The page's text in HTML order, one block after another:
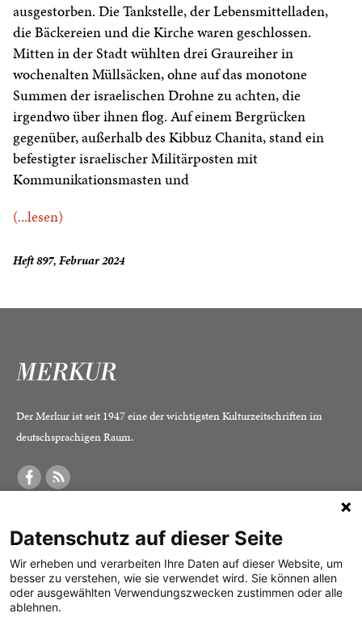
ausgestorben. Die Tankstelle, der Lebensmittelladen,
die Bäckereien und die Kirche waren geschlossen.
Mitten in der Stadt wühlten drei Graureiher in
wochenalten Müllsäcken, ohne auf das monotone
Summen der israelischen Drohne zu achten, die
irgendwo über ihnen flog. Auf einem Bergrücken
gegenüber, außerhalb des Kibbuz Chanita, stand ein
befestigter israelischer Militärposten mit
Kommunikationsmasten und
(...lesen)
Heft 897, Februar 2024
Der Merkur ist seit 1947 eine der wichtigsten Kulturzeitschriften im
deutschsprachigen Raum.
Was ist der Merkur?
Herausgeber /
Redaktion
Verlag
Alle Abos im Überblick
Print-Abo
Digital-Abo
Impressum
Datenschutz
Mediadaten
Datenschutz auf dieser Seite
Wir erheben und verarbeiten Ihre Daten auf dieser Website, um
besser zu verstehen, wie sie verwendet wird. Sie können allen
oder ausgewählten Verwendungszwecken zustimmen oder alle
ablehnen.